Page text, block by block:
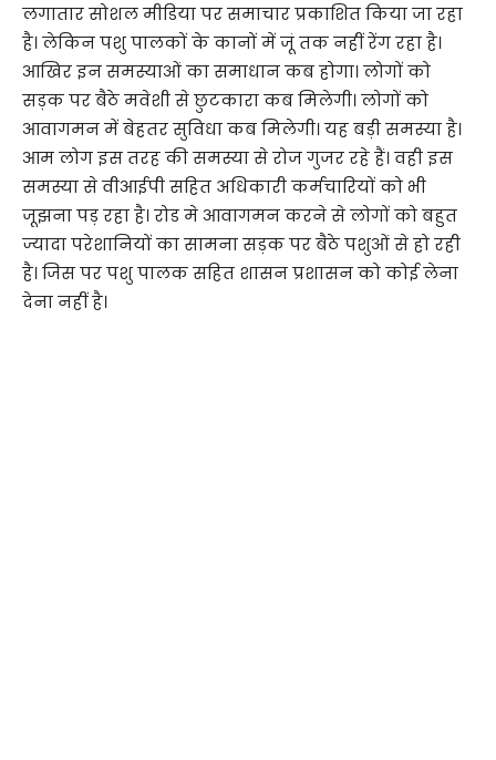
लगातार सोशल मीडिया पर समाचार प्रकाशित किया जा रहा
है। लेकिन पशु पालकों के कानों में जूं तक नहीं रेंग रहा है।
आखिर इन समस्याओं का समाधान कब होगा। लोगों को
सड़क पर बैठे मवेशी से छुटकारा कब मिलेगी। लोगों को
आवागमन में बेहतर सुविधा कब मिलेगी। यह बड़ी समस्या है।
आम लोग इस तरह की समस्या से रोज गुजर रहे हैं। वही इस
समस्या से वीआईपी सहित अधिकारी कर्मचारियों को भी
जूझना पड़ रहा है। रोड मे आवागमन करने से लोगों को बहुत
ज्यादा परेशानियों का सामना सड़क पर बैठे पशुओं से हो रही
है। जिस पर पशु पालक सहित शासन प्रशासन को कोई लेना
देना नहीं है।